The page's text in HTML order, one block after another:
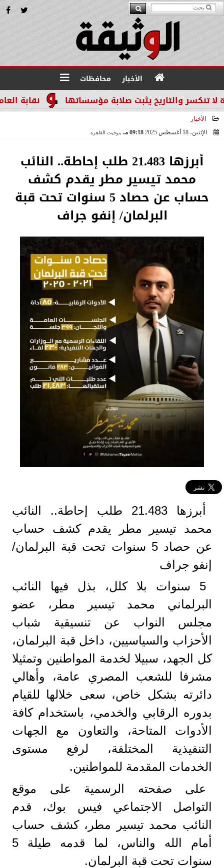
الأخبار محافظات
نقابة والتاريخ يثبت صلابة مؤسساتها
الأخبار
الإثنين، 18 أغسطس 2025
09:18 مـ بتوقيت القاهرة
أبرزها 21.483 طلب إحاطة.. النائب
محمد تيسير مطر يقدم كشف
حساب عن حصاد 5 سنوات تحت قبة
البرلمان/ إنفو جراف
أبرزها 21.483 طلب إحاطة.. النائب
محمد تيسير مطر يقدم كشف حساب
عن حصاد 5 سنوات تحت قبة البرلمان/
إنفو جراف
5 سنوات بلا كلل، بذل فيها النائب
البرلماني محمد تيسير مطر، عضو
مجلس النواب عن تنسيقية شباب
الأحزاب والسياسيين، داخل قبة البرلمان،
كل الجهد، سبيلا لخدمة المواطنين وتمثيلا
مشرفا للشعب المصري عامة، وأهالي
دائرته بشكل خاص، سعى خلالها للقيام
بدوره الرقابي والخدمي، باستخدام كافة
الأدوات المتاحة، والتعاون مع الجهات
التنفيذية المختلفة، لرفع مستوى
الخدمات المقدمة للمواطنين.
على صفحته الرسمية على موقع
التواصل الاجتماعي فيس بوك، قدم
النائب محمد تيسير مطر، كشف حساب
أمام الله والناس، لما قدمه طيلة 5
سنوات تحت قبة البرلمان.